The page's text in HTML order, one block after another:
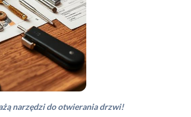
narzędzi do otwierania drzwi!